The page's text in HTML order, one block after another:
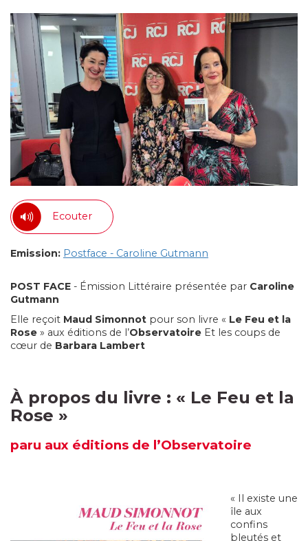
Ecouter
Emission: Postface - Caroline Gutmann
POST FACE - Émission Littéraire présentée par Caroline
Gutmann
Elle reçoit Maud Simonnot pour son livre « Le Feu et la
Rose » aux éditions de l’Observatoire Et les coups de
cœur de Barbara Lambert
À propos du livre : « Le Feu et la
Rose »
paru aux éditions de l’Observatoire
« Il existe une
île aux
confins
bleutés et